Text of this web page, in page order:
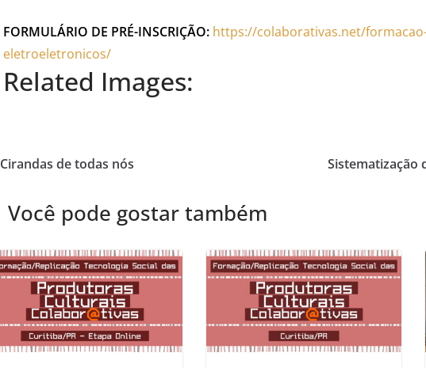
FORMULÁRIO DE PRÉ-INSCRIÇÃO: https://colaborativas.net/
eletroeletronicos/
Related Images:
Cirandas de todas nós Sistematização
Você pode gostar também